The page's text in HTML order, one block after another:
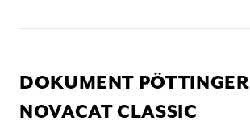
DOKUMENT PÖTTINGER
NOVACAT CLASSIC